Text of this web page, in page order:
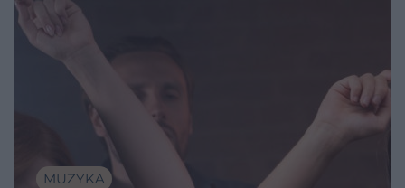
MUZYKA